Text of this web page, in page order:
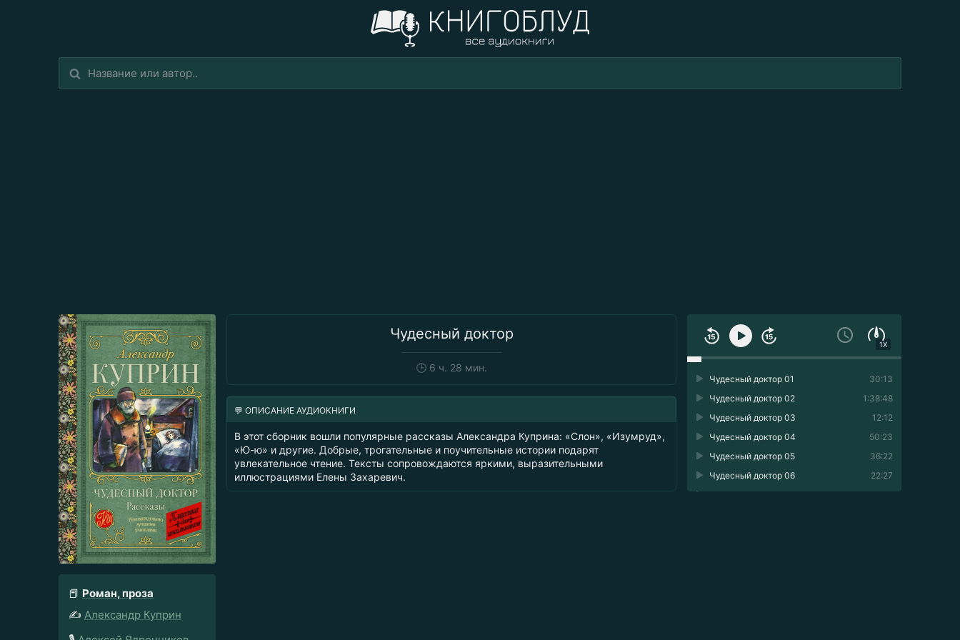
Чудесный доктор
🕒6 ч. 28 мин.
📕 Роман, проза
✍️ Александр Куприн
1X
30:13
Чудесный доктор 01
1:38:48
Чудесный доктор 02
12:12
Чудесный доктор 03
50:23
Чудесный доктор 04
36:22
Чудесный доктор 05
22:27
Чудесный доктор 06
💬 ОПИСАНИЕ АУДИОКНИГИ
В этот сборник вошли популярные рассказы Александра Куприна: «Слон», «Изумруд»,
«Ю-ю» и другие. Добрые, трогательные и поучительные истории подарят
увлекательное чтение. Тексты сопровождаются яркими, выразительными
иллюстрациями Елены Захаревич.